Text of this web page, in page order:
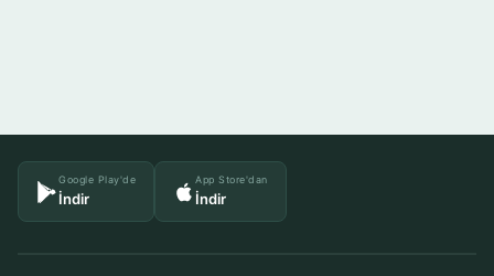
Google Play'de
İndir
App Store'dan
İndir